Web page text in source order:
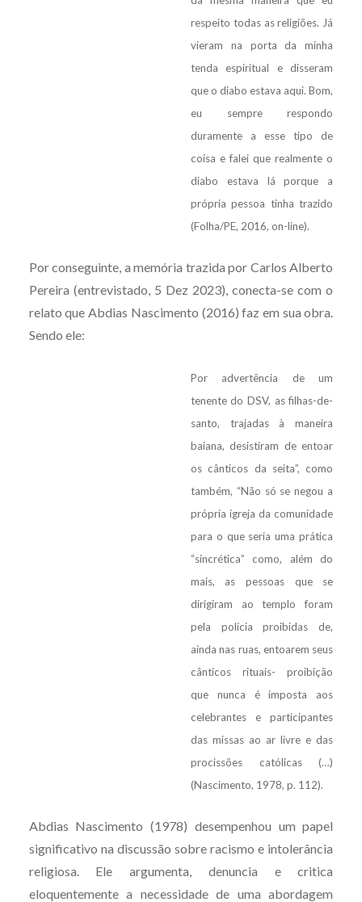
respeito todas as religiões. Já
vieram na porta da minha
tenda espiritual e disseram
que o diabo estava aqui. Bom,
eu sempre respondo
duramente a esse tipo de
coisa e falei que realmente o
diabo estava lá porque a
própria pessoa tinha trazido
(Folha/PE, 2016, on-line).
Por conseguinte, a memória trazida por Carlos Alberto
Pereira (entrevistado, 5 Dez 2023), conecta-se com o
relato que Abdias Nascimento (2016) faz em sua obra.
Sendo ele:
Por advertência de um
tenente do DSV, as filhas-de-
santo, trajadas à maneira
baiana, desistiram de entoar
os cânticos da seita”, como
também, “Não só se negou a
própria igreja da comunidade
para o que seria uma prática
“sincrética” como, além do
mais, as pessoas que se
dirigiram ao templo foram
pela polícia proibidas de,
ainda nas ruas, entoarem seus
cânticos rituais- proibição
que nunca é imposta aos
celebrantes e participantes
das missas ao ar livre e das
procissões católicas (…)
(Nascimento, 1978, p. 112).
Abdias Nascimento (1978) desempenhou um papel
significativo na discussão sobre racismo e intolerância
religiosa. Ele argumenta, denuncia e critica
eloquentemente a necessidade de uma abordagem